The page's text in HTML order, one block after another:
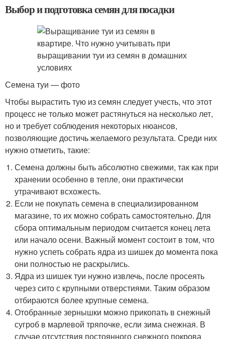
Выбор и подготовка семян для посадки
Семена туи — фото
Чтобы вырастить тую из семян следует учесть, что этот
процесс не только может растянуться на несколько лет,
но и требует соблюдения некоторых нюансов,
позволяющие достичь желаемого результата. Среди них
нужно отметить, такие:
Семена должны быть абсолютно свежими, так как при
хранении особенно в тепле, они практически
утрачивают всхожесть.
Если не покупать семена в специализированном
магазине, то их можно собрать самостоятельно. Для
сбора оптимальным периодом считается конец лета
или начало осени. Важный момент состоит в том, что
нужно успеть собрать ядра из шишек до момента пока
они полностью не раскрылись.
Ядра из шишек туи нужно извлечь, после просеять
через сито с крупными отверстиями. Таким образом
отбираются более крупные семена.
Отобранные зернышки можно прикопать в снежный
сугроб в марлевой тряпочке, если зима снежная. В
случае отсутствия постоянного снежного покрова